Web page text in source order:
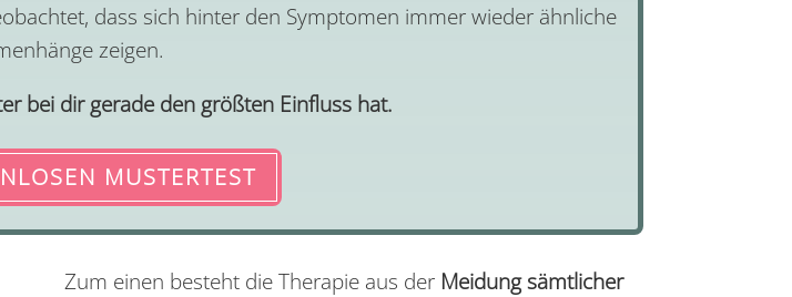
dass sich hinter den Symptomen immer wieder ähnliche
zeigen.
bei dir gerade den größten Einfluss hat.
MUSTERTEST
Zum einen besteht die Therapie aus der Meidung sämtlicher